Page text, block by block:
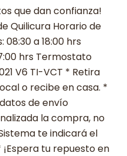
que dan confianza!
Quilicura Horario de
a 18:00 hrs
hrs Termostato
V6 TI-VCT * Retira
o recibe en casa. *
de envío
la compra, no
te indicará el
tu repuesto en